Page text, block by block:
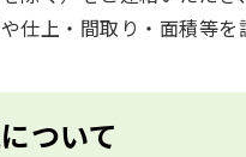
仕上・間取り・面積等
ついて